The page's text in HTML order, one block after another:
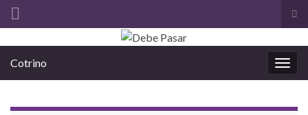
el
Search for:
la
Cotrino